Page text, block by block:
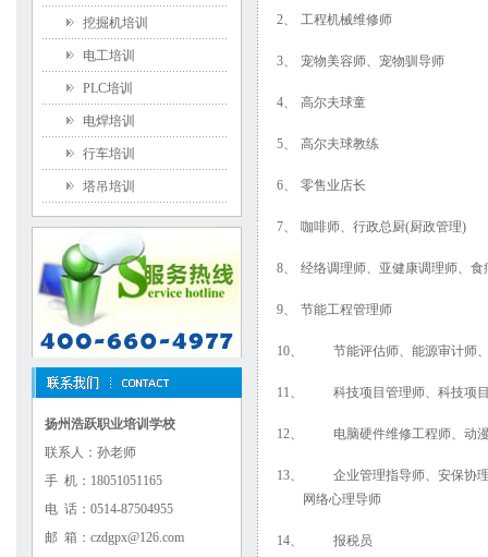
挖掘机培训
电工培训
PLC培训
电焊培训
行车培训
塔吊培训
扬州浩跃职业培训学校
联系人：孙老师
手 机：18051051165
电 话：0514-87504955
邮 箱：czdgpx@126.com
2、 工程机械维修师
3、 宠物美容师、宠物驯导师
4、 高尔夫球童
5、 高尔夫球教练
6、 零售业店长
7、 咖啡师、行政总厨(厨政管理)
8、 经络调理师、亚健康调理师、
9、 节能工程管理师
10、 节能评估师、能源审计师
11、 科技项目管理师、科技项
12、 电脑硬件维修工程师、动
13、
企业管理指导师、安保协
网络心理导师
14、 报税员